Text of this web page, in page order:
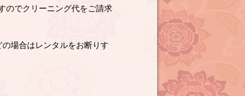
のでクリーニング代をご請求
場合はレンタルをお断りす